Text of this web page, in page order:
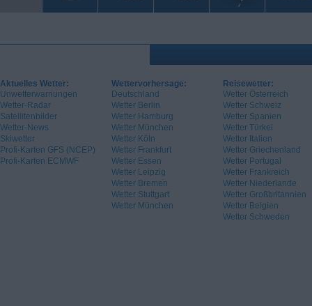
Aktuelles Wetter:
Unwetterwarnungen
Wetter-Radar
Satellitenbilder
Wetter-News
Skiwetter
Profi-Karten GFS (NCEP)
Profi-Karten ECMWF
Wettervorhersage:
Deutschland
Wetter Berlin
Wetter Hamburg
Wetter München
Wetter Köln
Wetter Frankfurt
Wetter Essen
Wetter Leipzig
Wetter Bremen
Wetter Stuttgart
Wetter München
Reisewetter:
Wetter Österreich
Wetter Schweiz
Wetter Spanien
Wetter Türkei
Wetter Italien
Wetter Griechenland
Wetter Portugal
Wetter Frankreich
Wetter Niederlande
Wetter Großbritannien
Wetter Belgien
Wetter Schweden